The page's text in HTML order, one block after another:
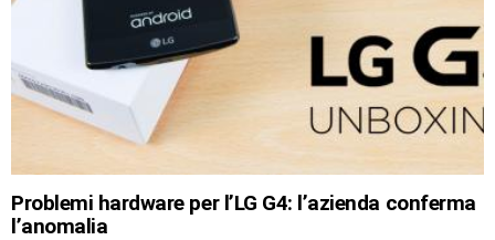
Problemi hardware per l’LG G4: l’azienda conferma
l’anomalia